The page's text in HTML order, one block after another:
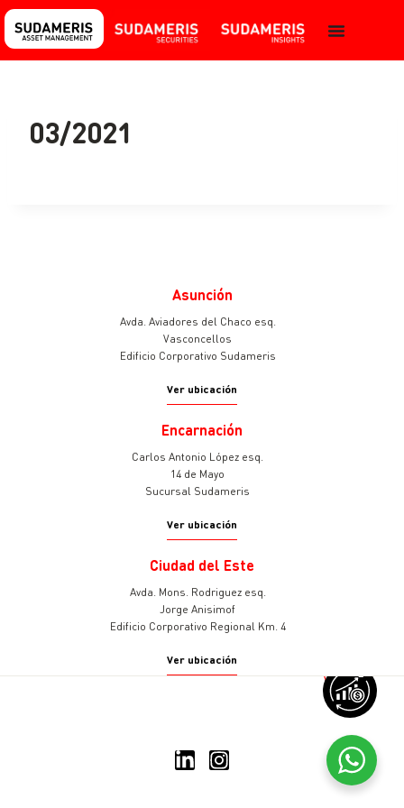
v
03/2021
Asunción
Avda. Aviadores del Chaco esq.
Vasconcellos
Edificio Corporativo Sudameris
Ver ubicación
Encarnación
Carlos Antonio López esq.
14 de Mayo
Sucursal Sudameris
Ver ubicación
Ciudad del Este
Avda. Mons. Rodriguez esq.
Jorge Anisimof
Edificio Corporativo Regional Km. 4
Ver ubicación